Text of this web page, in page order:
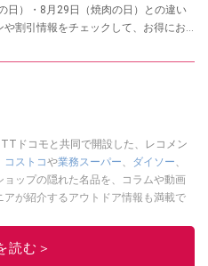
日）・8月29日（焼肉の日）との違い
割引情報をチェックして、お得にお
ドコモと共同で開設した、レコメン
コストコや業務スーパー、 ダイソー、
ョップの隠れた名品を、コラムや動画
が紹介するアウトドア情報も満載で
をお届けしているので、ぜひ
読む＞